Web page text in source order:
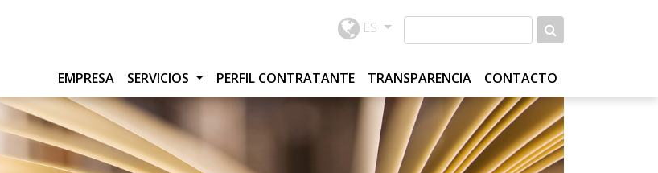
ES
EMPRESA SERVICIOS PERFIL CONTRATANTE TRANSPARENCIA CONTACTO